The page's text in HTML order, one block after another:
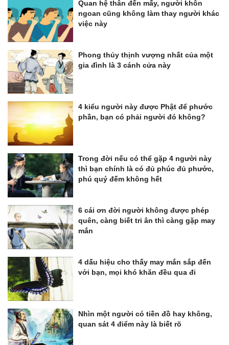
Quan hệ thân đến mấy, người khôn
ngoan cũng không làm thay người khác
việc này
Phong thủy thịnh vượng nhất của một
gia đình là 3 cánh cửa này
4 kiểu người này được Phật để phước
phần, bạn có phải người đó không?
Trong đời nếu có thể gặp 4 người này
thì bạn chính là có đủ phúc đủ phước,
phú quý đếm không hết
6 cái ơn đời người không được phép
quên, càng biết tri ân thì càng gặp may
mắn
4 dấu hiệu cho thấy may mắn sắp đến
với bạn, mọi khó khăn đều qua đi
Nhìn một người có tiền đồ hay không,
quan sát 4 điểm này là biết rõ